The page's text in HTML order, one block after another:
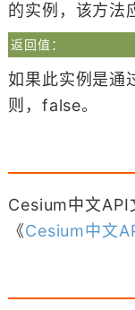
的实例，该方法
返回值：
如果此实例是通
则，false。
Cesium中文API
《Cesium中文